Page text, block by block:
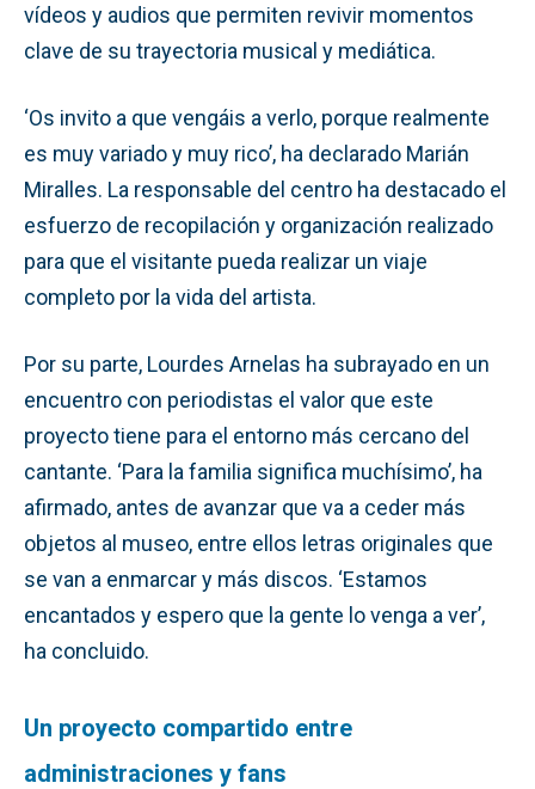
vídeos y audios que permiten revivir momentos
clave de su trayectoria musical y mediática.
‘Os invito a que vengáis a verlo, porque realmente
es muy variado y muy rico’, ha declarado Marián
Miralles. La responsable del centro ha destacado el
esfuerzo de recopilación y organización realizado
para que el visitante pueda realizar un viaje
completo por la vida del artista.
Por su parte, Lourdes Arnelas ha subrayado en un
encuentro con periodistas el valor que este
proyecto tiene para el entorno más cercano del
cantante. ‘Para la familia significa muchísimo’, ha
afirmado, antes de avanzar que va a ceder más
objetos al museo, entre ellos letras originales que
se van a enmarcar y más discos. ‘Estamos
encantados y espero que la gente lo venga a ver’,
ha concluido.
Un proyecto compartido entre
administraciones y fans